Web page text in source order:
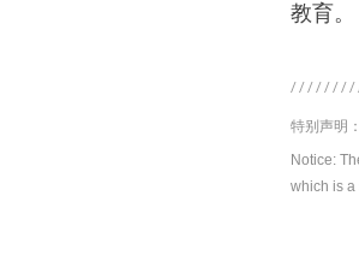
教育。
特别声明
Notice:
which is a